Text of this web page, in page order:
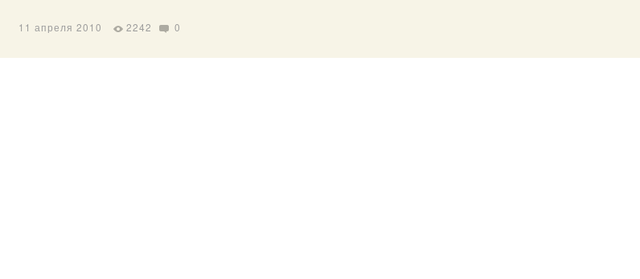
11 апреля 2010 2242 0